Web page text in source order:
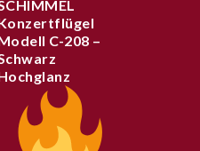
C-208 –